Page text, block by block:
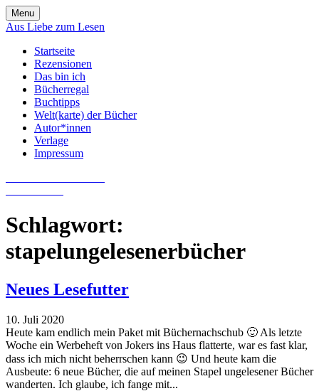
Skip
to
Menu
Aus Liebe zum Lesen
Startseite
Rezensionen
Das bin ich
Bücherregal
Buchtipps
Welt(karte) der Bücher
Autor*innen
Verlage
Impressum
Schlagwort:
stapelungelesenerbücher
Neues Lesefutter
10. Juli 2020
Heute kam endlich mein Paket mit Büchernachschub 🙂 Als letzte
Woche ein Werbeheft von Jokers ins Haus flatterte, war es fast klar,
dass ich mich nicht beherrschen kann 😉 Und heute kam die
Ausbeute: 6 neue Bücher, die auf meinen Stapel ungelesener Bücher
wanderten. Ich glaube, ich fange mit...